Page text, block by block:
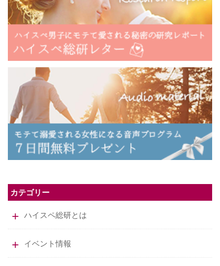
カテゴリー
ハイスペ総研とは
イベント情報